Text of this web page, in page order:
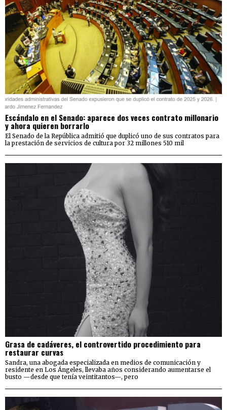
Escándalo en el Senado: aparece dos veces contrato millonario
y ahora quieren borrarlo
El Senado de la República admitió que duplicó uno de sus contratos para
la prestación de servicios de cultura por 32 millones 510 mil
Grasa de cadáveres, el controvertido procedimiento para
restaurar curvas
Sandra, una abogada especializada en medios de comunicación y
residente en Los Ángeles, llevaba años considerando aumentarse el
busto —desde que tenía veintitantos—, pero